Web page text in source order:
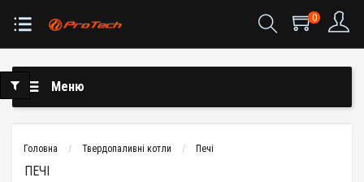
0
Меню
Головна Твердопаливні котли Печі
ПЕЧІ